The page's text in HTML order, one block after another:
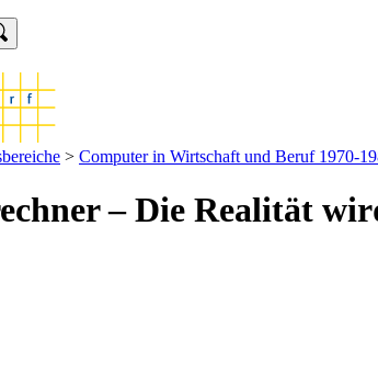
> Computer in Wirtschaft und Beruf 1970-
– Die Realität